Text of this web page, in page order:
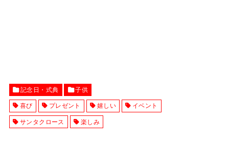
記念日・式典 子供
喜び プレゼント 嬉しい イベント
サンタクロース 楽しみ